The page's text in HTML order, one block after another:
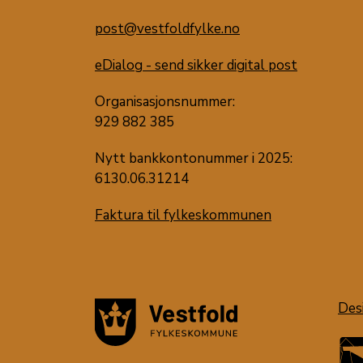
post@vestfoldfylke.no
eDialog - send sikker digital post
Organisasjonsnummer:
929 882 385
Nytt bankkontonummer i 2025:
6130.06.31214
Faktura til fylkeskommunen